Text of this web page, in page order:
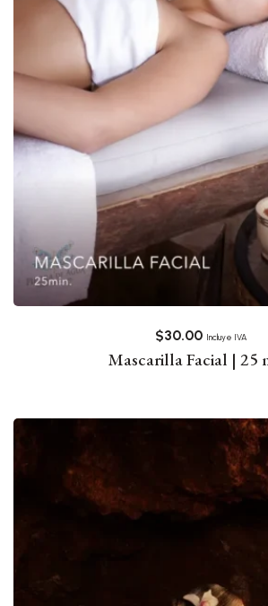
$30.00 Incluye IVA
Mascarilla Facial | 25